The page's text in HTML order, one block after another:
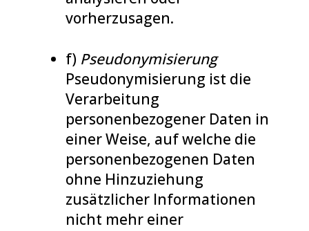
vorherzusagen.
f) Pseudonymisierung
Pseudonymisierung ist die
Verarbeitung
personenbezogener Daten in
einer Weise, auf welche die
personenbezogenen Daten
ohne Hinzuziehung
zusätzlicher Informationen
nicht mehr einer